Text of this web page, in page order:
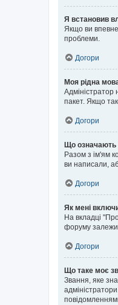
Я встановив
Якщо ви
проблеми.
Догори
Моя рідна
пакет. Якщо
Догори
Що означають
Разом з ім'ям
ви написали,
Догори
Як мені
На вкладці
форуму
Догори
Що таке моє
Звання, яке